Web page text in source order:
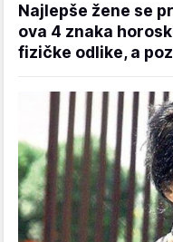
Najlepše žene se
ova 4 znaka
fizičke odlike, a